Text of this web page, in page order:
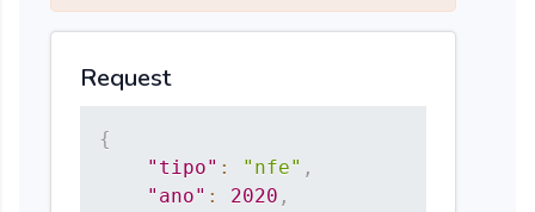
Request
{
"tipo" : "nfe" ,
"ano" : 2020 ,